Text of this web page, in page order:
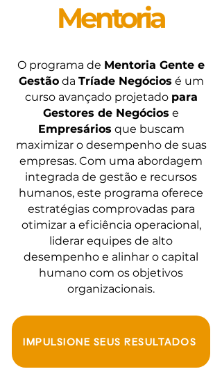
Mentoria
O programa de Mentoria Gente e
Gestãoda Tríade Negócios é um
curso avançado projetado para
Gestores de Negócios e
Empresários que buscam
maximizar o desempenho de suas
empresas. Com uma abordagem
integrada de gestão e recursos
humanos, este programa oferece
estratégias comprovadas para
otimizar a eficiência operacional,
liderar equipes de alto
desempenho e alinhar o capital
humano com os objetivos
organizacionais.
IMPULSIONE SEUS RESULTADOS